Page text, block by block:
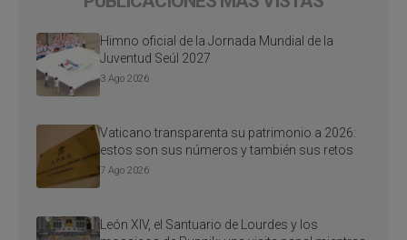
Himno oficial de la Jornada Mundial de la
Juventud Seúl 2027
3 Ago 2026
Vaticano transparenta su patrimonio a 2026:
estos son sus números y también sus retos
7 Ago 2026
León XIV, el Santuario de Lourdes y los